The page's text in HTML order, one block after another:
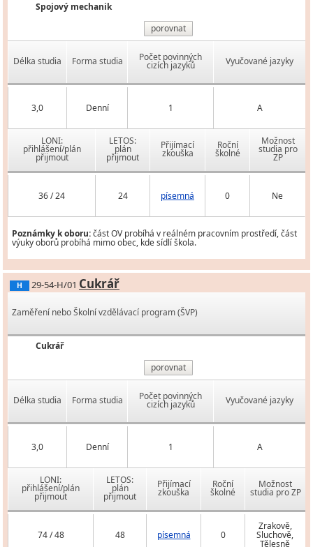
Spojový mechanik
porovnat
Délka studia Forma studia Počet povinných
cizích jazyků Vyučované jazyky
3,0 Denní 1 A
LONI:
přihlášení/plán
přijmout
LETOS:
plán
přijmout
Přijímací
zkouška
Roční
školné
Možnost
studia pro
ZP
36 / 24 24 písemná 0 Ne
Poznámky k oboru:část OV probíhá v reálném pracovním prostředí, část
výuky oborů probíhá mimo obec, kde sídlí škola.
H 29-54-H/01 Cukrář
Zaměření nebo Školní vzdělávací program (ŠVP)
Cukrář
porovnat
Délka studia Forma studia Počet povinných
cizích jazyků Vyučované jazyky
3,0 Denní 1 A
LONI:
přihlášení/plán
přijmout
LETOS:
plán
přijmout
Přijímací
zkouška
Roční
školné
Možnost
studia pro ZP
74 / 48 48 písemná 0
Zrakově,
Sluchově,
Tělesně